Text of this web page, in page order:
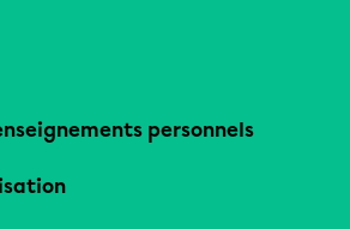
personnels